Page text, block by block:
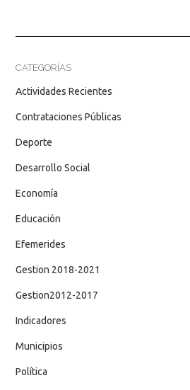
CATEGORÍAS
Actividades Recientes
Contrataciones Públicas
Deporte
Desarrollo Social
Economía
Educación
Efemerides
Gestion 2018-2021
Gestion2012-2017
Indicadores
Municipios
Política